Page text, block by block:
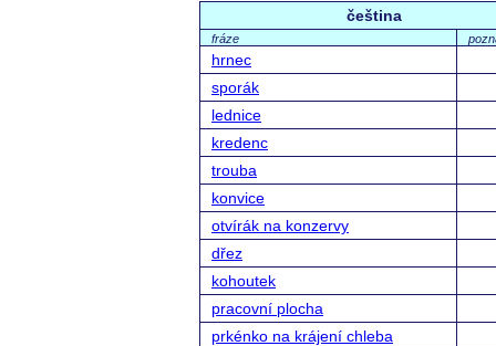
čeština
fráze
hrnec
sporák
lednice
kredenc
trouba
konvice
otvírák na konzervy
dřez
kohoutek
pracovní plocha
prkénko na krájení chleba